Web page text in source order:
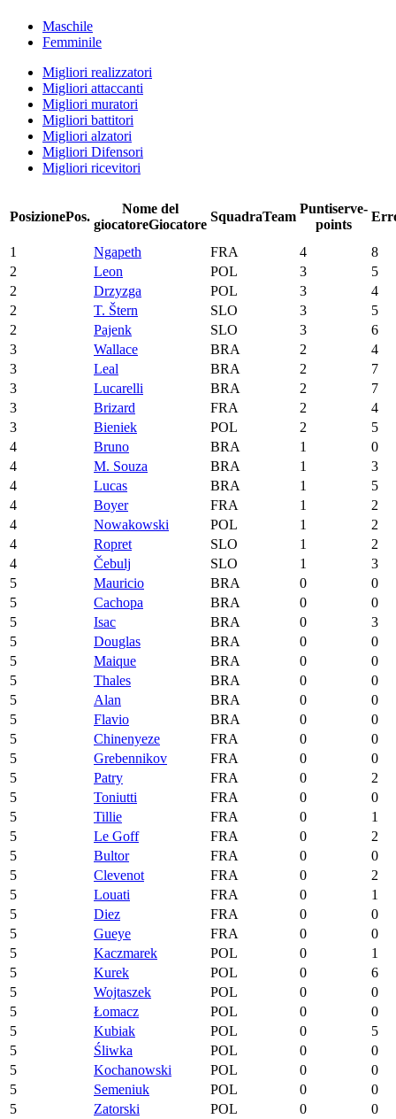
Maschile
Femminile
Migliori realizzatori
Migliori attaccanti
Migliori muratori
Migliori battitori
Migliori alzatori
Migliori Difensori
Migliori ricevitori
PosizionePos.
Nome del
giocatoreGiocatore
SquadraTeam
Puntiserve-
points
1 Ngapeth FRA 4
8
2
Leon POL 3
5
2
Drzyzga POL 3
4
2
T. Štern SLO 3
5
2
Pajenk SLO 3
6
3
Wallace BRA 2
4
3
Leal BRA 2
7
3
Lucarelli BRA 2
7
3
Brizard FRA 2
4
3
Bieniek POL 2
5
4
Bruno BRA 1
0
4
M. Souza BRA 1
3
4
Lucas BRA 1
5
4
Boyer FRA 1
2
4
Nowakowski POL 1
2
4
Ropret SLO 1
2
4
Čebulj SLO 1
3
5
Mauricio BRA 0
0
5
Cachopa BRA 0
0
5
Isac BRA 0
3
5
Douglas BRA 0
0
5
Maique BRA 0
0
5
Thales BRA 0
0
5
Alan BRA 0
0
5
Flavio BRA 0
0
5
Chinenyeze FRA 0
0
5
Grebennikov FRA 0
0
5
Patry FRA 0
2
5
Toniutti FRA 0
0
5
Tillie FRA 0
1
5
Le Goff FRA 0
2
5
Bultor FRA 0
0
5
Clevenot FRA 0
2
5
Louati FRA 0
1
5
Diez FRA 0
0
5
Gueye FRA 0
0
5
Kaczmarek POL 0
1
5
Kurek POL 0
6
5
Wojtaszek POL 0
0
5
Łomacz POL 0
0
5
Kubiak POL 0
5
5
Śliwka POL 0
0
5
Kochanowski POL 0
0
5
Semeniuk POL 0
0
5
Zatorski POL 0 0